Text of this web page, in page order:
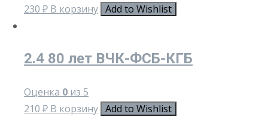
230 ₽ В корзину Add to Wishlist
2.4 80 лет ВЧК-ФСБ-КГБ
Оценка 0 из 5
210 ₽ В корзину Add to Wishlist